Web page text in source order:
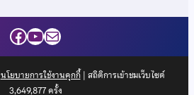
Facebook
YouTube
Mail
นโยบายการใช้งานคุกกี้| สถิติการเข้าชมเว็บไซต์
3,649,877ครั้ง